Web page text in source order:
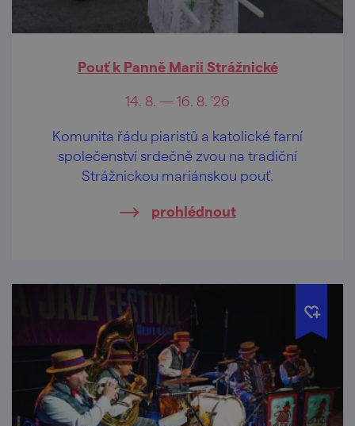
Pouť k Panně Marii Strážnické
14. 8. — 16. 8. '26
Komunita řádu piaristů a katolické farní
společenství srdečně zvou na tradiční
Strážnickou mariánskou pouť.
prohlédnout